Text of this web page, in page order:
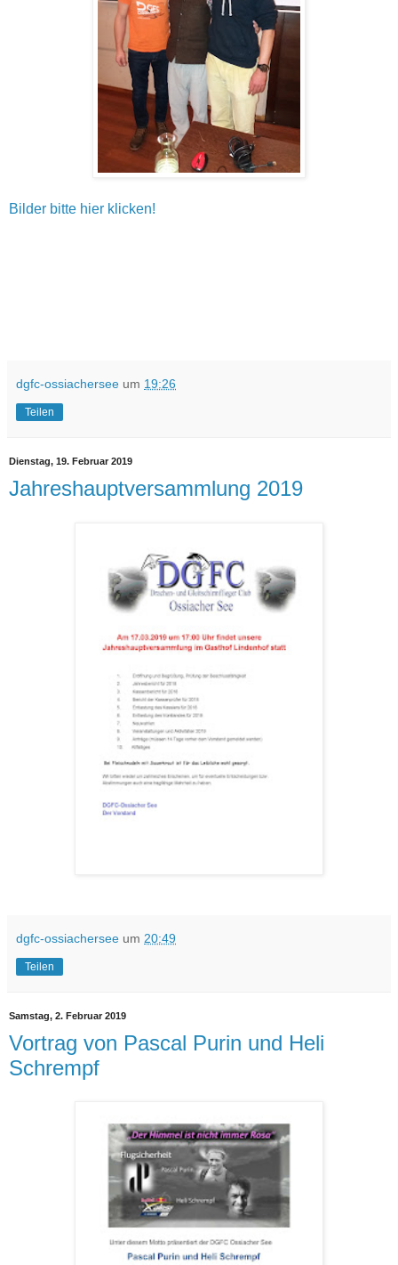
Bilder bitte hier klicken!
dgfc-ossiachersee um 19:26
Teilen
Dienstag, 19. Februar 2019
Jahreshauptversammlung 2019
dgfc-ossiachersee um 20:49
Teilen
Samstag, 2. Februar 2019
Vortrag von Pascal Purin und Heli
Schrempf